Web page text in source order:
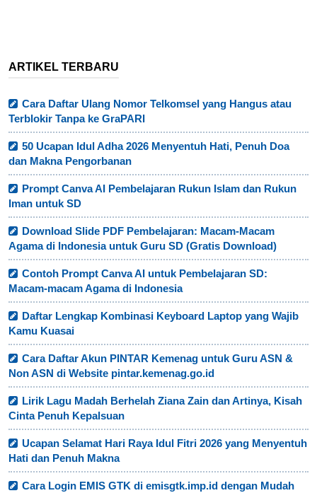
ARTIKEL TERBARU
Cara Daftar Ulang Nomor Telkomsel yang Hangus atau
Terblokir Tanpa ke GraPARI
50 Ucapan Idul Adha 2026 Menyentuh Hati, Penuh Doa
dan Makna Pengorbanan
Prompt Canva AI Pembelajaran Rukun Islam dan Rukun
Iman untuk SD
Download Slide PDF Pembelajaran: Macam-Macam
Agama di Indonesia untuk Guru SD (Gratis Download)
Contoh Prompt Canva AI untuk Pembelajaran SD:
Macam-macam Agama di Indonesia
Daftar Lengkap Kombinasi Keyboard Laptop yang Wajib
Kamu Kuasai
Cara Daftar Akun PINTAR Kemenag untuk Guru ASN &
Non ASN di Website pintar.kemenag.go.id
Lirik Lagu Madah Berhelah Ziana Zain dan Artinya, Kisah
Cinta Penuh Kepalsuan
Ucapan Selamat Hari Raya Idul Fitri 2026 yang Menyentuh
Hati dan Penuh Makna
Cara Login EMIS GTK di emisgtk.imp.id dengan Mudah